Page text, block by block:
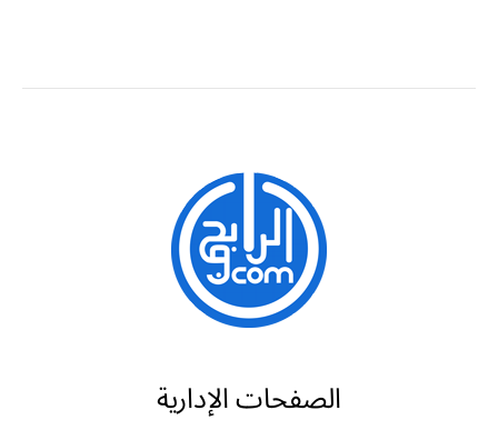
الصفحات الإدارية